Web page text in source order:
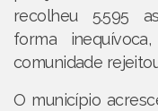
recolheu 5.595
forma
comunidade
O município